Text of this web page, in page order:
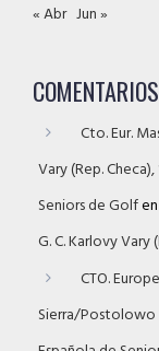
« Abr Jun »
Cto. Eur.
Vary (Rep.
Seniors de Golfen
G. C. Karlovy Vary
CTO.
Sierra/Postolowo